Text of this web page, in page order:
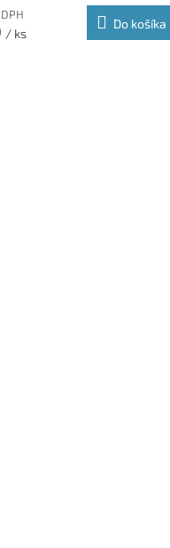
/ ks
Do košíka